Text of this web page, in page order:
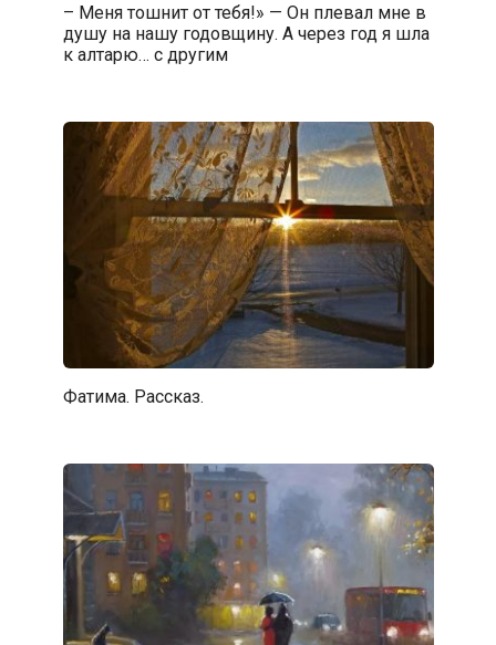
– Меня тошнит от тебя!» — Он плевал мне в
душу на нашу годовщину. А через год я шла
к алтарю… с другим
Фатима. Рассказ.